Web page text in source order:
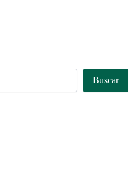
Buscar